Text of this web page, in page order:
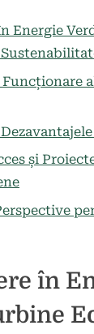
Energie
și
în